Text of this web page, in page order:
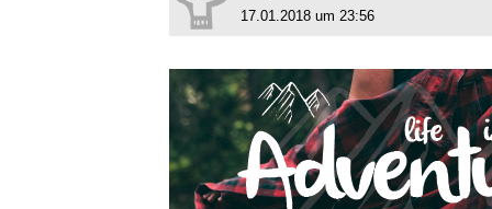
17.01.2018 um 23:56